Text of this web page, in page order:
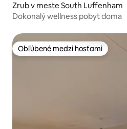
Zrub v meste South Luffenham
Dokonalý wellness pobyt doma
Obľúbené medzi hosťami
Obľúbené medzi hosťami